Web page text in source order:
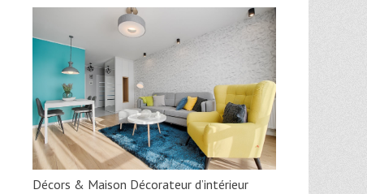
Décors & Maison Décorateur d’intérieur